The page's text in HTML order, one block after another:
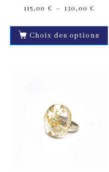
115,00 € – 130,00 €
Choix des options